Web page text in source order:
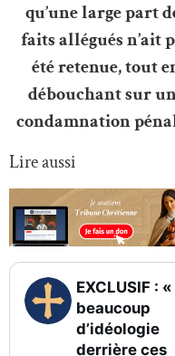
qu’une large part
faits allégués n’ait
été retenue, tout
débouchant sur
condamnation
Lire aussi